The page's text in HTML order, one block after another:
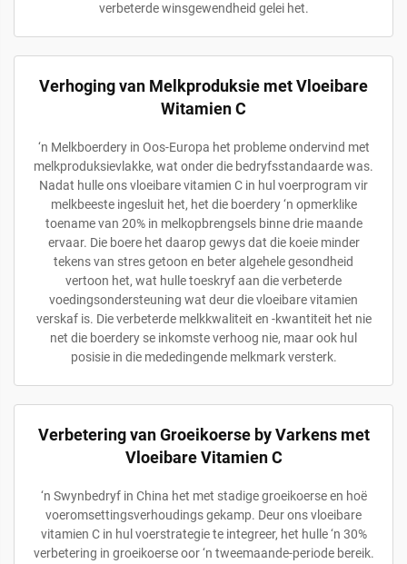
verbeterde winsgewendheid gelei het.
Verhoging van Melkproduksie met Vloeibare
Witamien C
‘n Melkboerdery in Oos-Europa het probleme ondervind met
melkproduksievlakke, wat onder die bedryfsstandaarde was.
Nadat hulle ons vloeibare vitamien C in hul voerprogram vir
melkbeeste ingesluit het, het die boerdery ‘n opmerklike
toename van 20% in melkopbrengsels binne drie maande
ervaar. Die boere het daarop gewys dat die koeie minder
tekens van stres getoon en beter algehele gesondheid
vertoon het, wat hulle toeskryf aan die verbeterde
voedingsondersteuning wat deur die vloeibare vitamien
verskaf is. Die verbeterde melkkwaliteit en -kwantiteit het nie
net die boerdery se inkomste verhoog nie, maar ook hul
posisie in die mededingende melkmark versterk.
Verbetering van Groeikoerse by Varkens met
Vloeibare Vitamien C
‘n Swynbedryf in China het met stadige groeikoerse en hoë
voeromsettingsverhoudings gekamp. Deur ons vloeibare
vitamien C in hul voerstrategie te integreer, het hulle ‘n 30%
verbetering in groeikoerse oor ‘n tweemaande-periode bereik.